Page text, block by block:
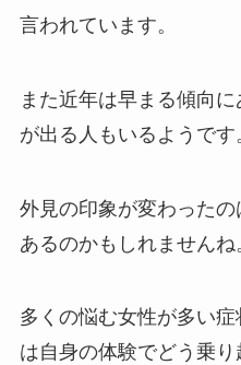
言われています。
また近年は早まる傾向
が出る人もいるようです
外見の印象が変わった
あるのかもしれませんね
多くの悩む女性が多い
は自身の体験でどう乗